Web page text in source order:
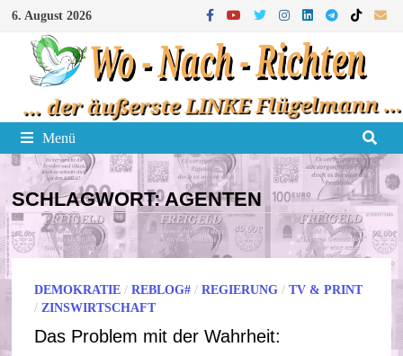
Zum
Inhalt
springen
6. August 2026
Menü
SCHLAGWORT:AGENTEN
DEMOKRATIE /REBLOG# /REGIERUNG /TV & PRINT
/ZINSWIRTSCHAFT
Das Problem mit der Wahrheit: